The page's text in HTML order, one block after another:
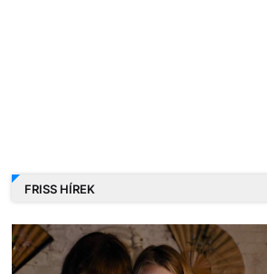
FRISS HÍREK